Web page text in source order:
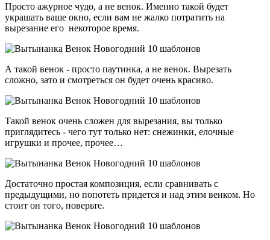
Просто ажурное чудо, а не венок. Именно такой будет
украшать ваше окно, если вам не жалко потратить на
вырезание его некоторое время.
А такой венок - просто паутинка, а не венок. Вырезать
сложно, зато и смотреться он будет очень красиво.
Такой венок очень сложен для вырезания, вы только
приглядитесь - чего тут только нет: снежинки, елочные
игрушки и прочее, прочее…
Достаточно простая композиция, если сравнивать с
предыдущими, но попотеть придется и над этим венком. Но
стоит он того, поверьте.